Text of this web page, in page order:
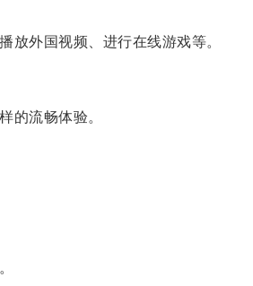
外国视频、进行在线游戏等。
的流畅体验。